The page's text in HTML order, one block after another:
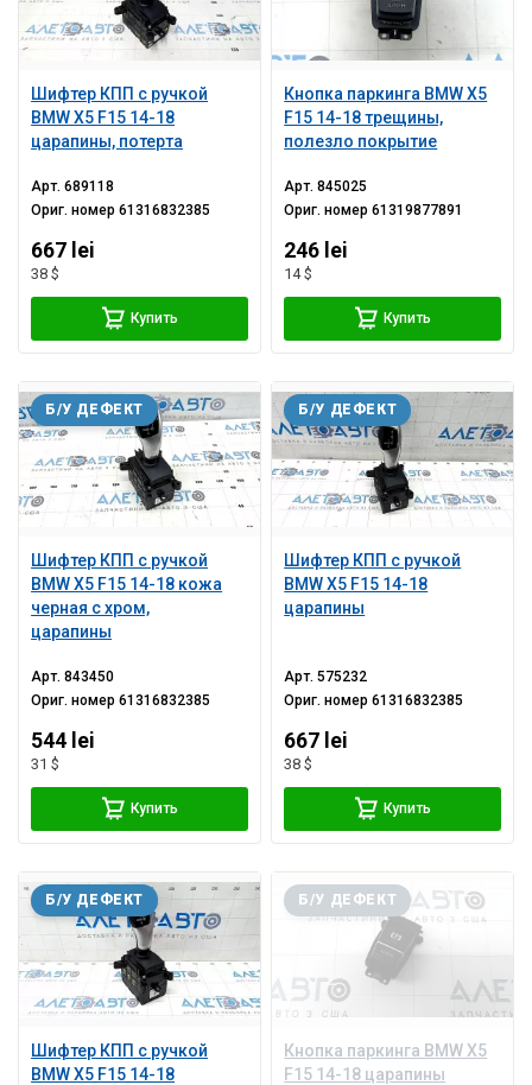
Шифтер КПП с ручкой
BMW X5 F15 14-18
царапины, потерта
Арт.689118
Ориг. номер61316832385
667 lei
38 $
Купить
Кнопка паркинга BMW X5
F15 14-18 трещины,
полезло покрытие
Арт.845025
Ориг. номер61319877891
246 lei
14 $
Купить
Шифтер КПП с ручкой
BMW X5 F15 14-18 кожа
черная с хром,
царапины
Б/У ДЕФЕКТ
Арт.843450
Ориг. номер61316832385
544 lei
31 $
Купить
Шифтер КПП с ручкой
BMW X5 F15 14-18
царапины
Б/У ДЕФЕКТ
Арт.575232
Ориг. номер61316832385
667 lei
38 $
Купить
Шифтер КПП с ручкой
BMW X5 F15 14-18
Б/У ДЕФЕКТ
Кнопка паркинга BMW X5
F15 14-18 царапины
Б/У ДЕФЕКТ